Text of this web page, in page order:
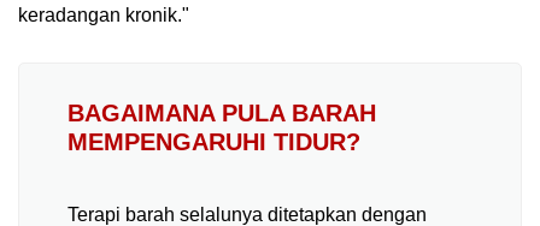
keradangan kronik."
BAGAIMANA PULA BARAH
MEMPENGARUHI TIDUR?
Terapi barah selalunya ditetapkan dengan